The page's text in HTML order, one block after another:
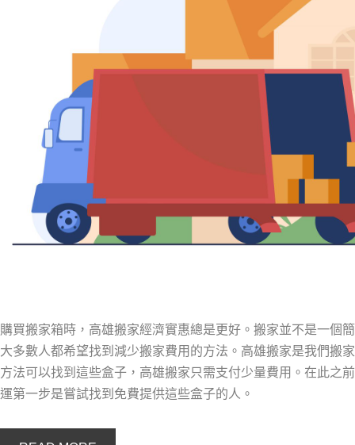
購買搬家箱時，高雄搬家經濟實惠總是更好。搬家並不是一個
大多數人都希望找到減少搬家費用的方法。高雄搬家是我們搬
方法可以找到這些盒子，高雄搬家只需支付少量費用。在此之
運第一步是嘗試找到免費提供這些盒子的人。